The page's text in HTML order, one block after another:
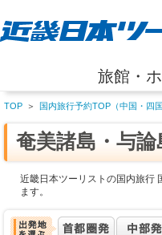
旅館・
TOP ＞ 国内旅行予約TOP（中国・四国
奄美諸島・与
近畿日本ツーリストの国内旅行
ます。